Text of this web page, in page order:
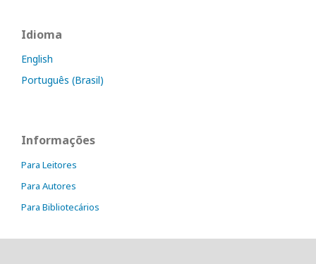
Idioma
English
Português (Brasil)
Informações
Para Leitores
Para Autores
Para Bibliotecários